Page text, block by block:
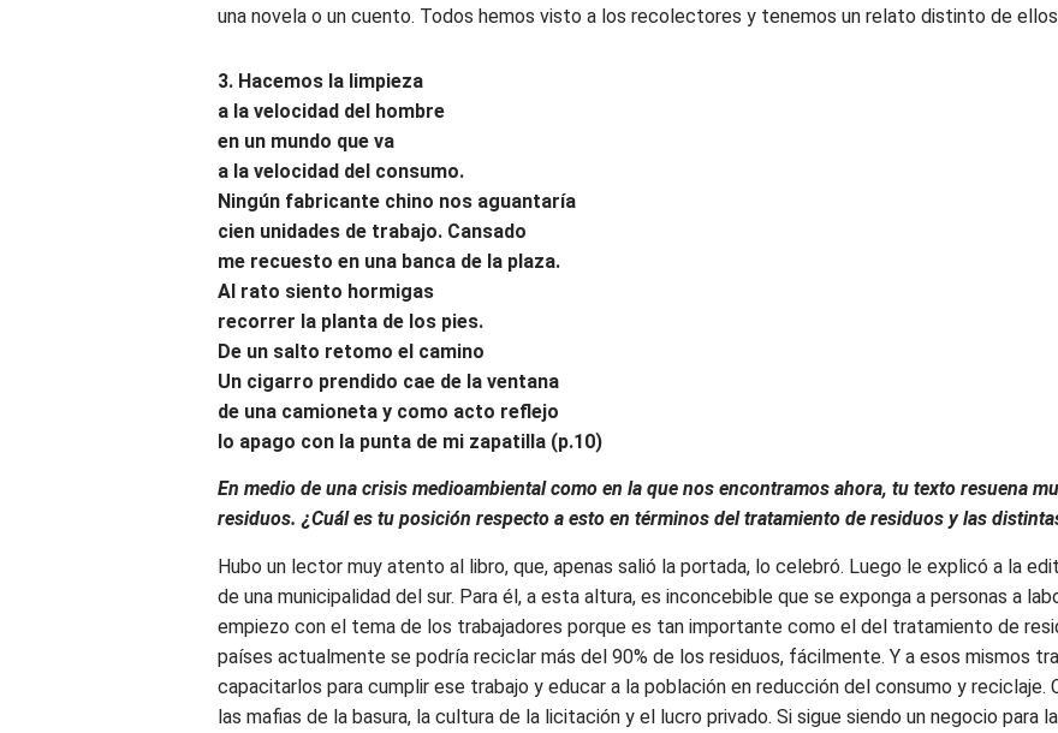
una novela o un cuento. Todos hemos visto a los recolectores y tenemos un relato distinto de
3. Hacemos la limpieza
a la velocidad del hombre
en un mundo que va
a la velocidad del consumo.
Ningún fabricante chino nos aguantaría
cien unidades de trabajo. Cansado
me recuesto en una banca de la plaza.
Al rato siento hormigas
recorrer la planta de los pies.
De un salto retomo el camino
Un cigarro prendido cae de la ventana
de una camioneta y como acto reflejo
lo apago con la punta de mi zapatilla (p.10)
En medio de una crisis medioambiental como en la que nos encontramos ahora, tu texto resuena
residuos. ¿Cuál es tu posición respecto a esto en términos del tratamiento de residuos y las
Hubo un lector muy atento al libro, que, apenas salió la portada, lo celebró. Luego le explicó a la
de una municipalidad del sur. Para él, a esta altura, es inconcebible que se exponga a personas a
empiezo con el tema de los trabajadores porque es tan importante como el del tratamiento de
países actualmente se podría reciclar más del 90% de los residuos, fácilmente. Y a esos mismos
capacitarlos para cumplir ese trabajo y educar a la población en reducción del consumo y
las mafias de la basura, la cultura de la licitación y el lucro privado. Si sigue siendo un negocio para